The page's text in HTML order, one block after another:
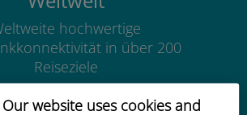
website uses cookies and
hochwertige
in über 200
Reiseziele